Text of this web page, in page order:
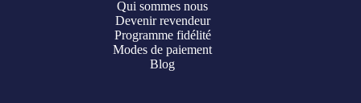
Qui sommes nous
Devenir revendeur
Programme fidélité
Modes de paiement
Blog